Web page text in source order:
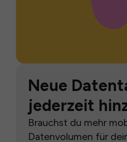
Neue
jederzeit
Brauchst du mehr
Datenvolumen für